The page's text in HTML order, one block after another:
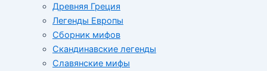
Древняя Греция
Легенды Европы
Сборник мифов
Скандинавские легенды
Славянские мифы